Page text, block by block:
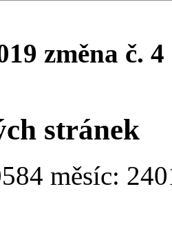
změna č. 4
stránek
měsíc: